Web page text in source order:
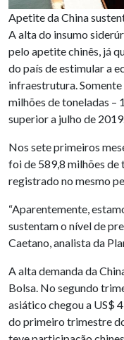
Apetite da China
A alta do insumo
pelo apetite chinês, já
do país de estimular a
infraestrutura.
milhões de toneladas –
superior a julho de 2019.
Nos sete primeiros
foi de 589,8 milhões de
registrado no mesmo
“Aparentemente,
sustentam o nível de
Caetano, analista da
A alta demanda da
Bolsa. No segundo
asiático chegou a US$
do primeiro trimestre